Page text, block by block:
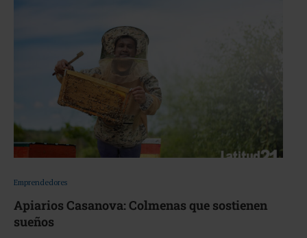
Emprendedores
Apiarios Casanova: Colmenas que sostienen
sueños